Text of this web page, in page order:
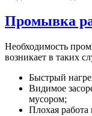
Промывка
Необходимость
возникает в таких
Быстрый
Видимое
мусором;
Плохая работа